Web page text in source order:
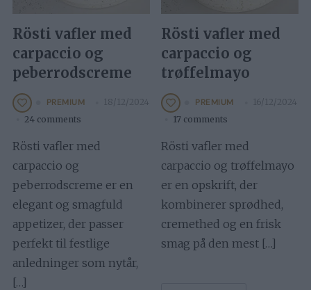
Rösti vafler med
carpaccio og
peberrodscreme
PREMIUM
18/12/2024
24 comments
Rösti vafler med
carpaccio og
peberrodscreme er en
elegant og smagfuld
appetizer, der passer
perfekt til festlige
anledninger som nytår,
[…]
Rösti vafler med
carpaccio og
trøffelmayo
PREMIUM
16/12/2024
17 comments
Rösti vafler med
carpaccio og trøffelmayo
er en opskrift, der
kombinerer sprødhed,
cremethed og en frisk
smag på den mest […]